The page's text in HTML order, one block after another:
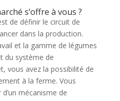
s’offre à vous ?
de définir le circuit de
dans la production.
et la gamme de légumes
du système de
vous avez la possibilité de
à la ferme. Vous
mécanisme de